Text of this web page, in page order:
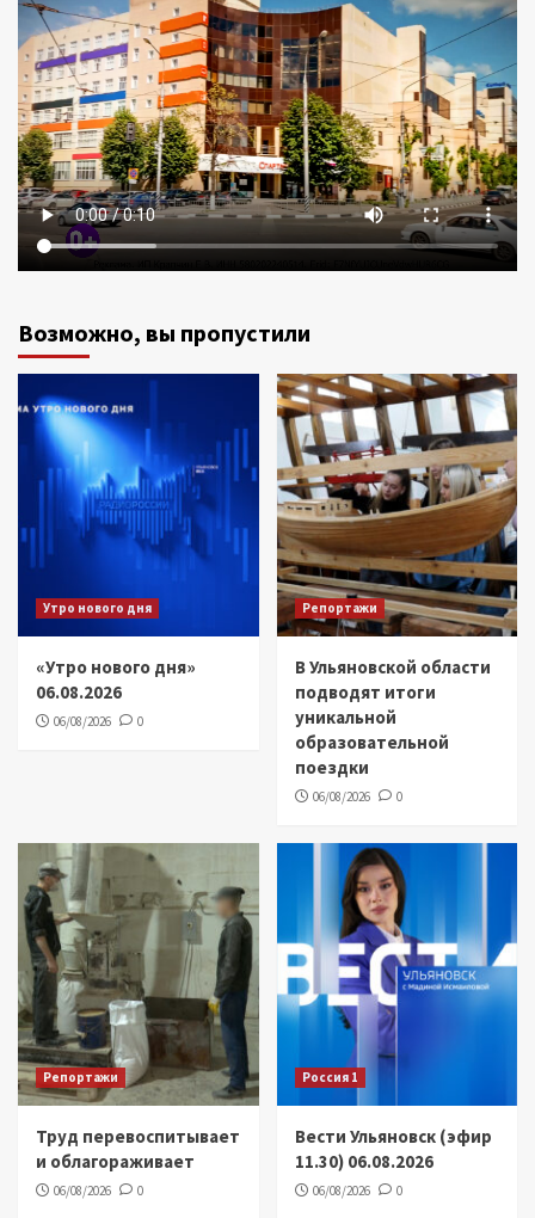
Возможно, вы пропустили
Утро нового дня
«Утро нового дня»
06.08.2026
06/08/2026 0
Репортажи
В Ульяновской области
подводят итоги
уникальной
образовательной
поездки
06/08/2026 0
Репортажи
Труд перевоспитывает
и облагораживает
06/08/2026 0
Россия 1
Вести Ульяновск (эфир
11.30) 06.08.2026
06/08/2026 0